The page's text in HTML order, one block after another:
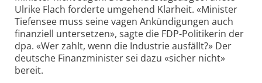
Ulrike Flach forderte umgehend Klarheit. «Minister
Tiefensee muss seine vagen Ankündigungen auch
finanziell untersetzen», sagte die FDP-Politikerin der
dpa. «Wer zahlt, wenn die Industrie ausfällt?» Der
deutsche Finanzminister sei dazu «sicher nicht»
bereit.